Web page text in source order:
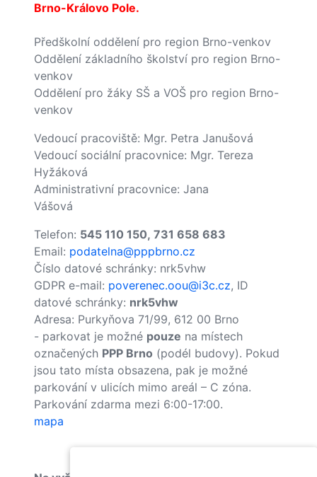
Brno-Královo Pole.
Předškolní oddělení pro region Brno-venkov
Oddělení základního školství pro region Brno-
venkov
Oddělení pro žáky SŠ a VOŠ pro region Brno-
venkov
Vedoucí pracoviště: Mgr. Petra Janušová
Vedoucí sociální pracovnice: Mgr. Tereza
Hyžáková
Administrativní pracovnice: Jana
Vášová
Telefon: 545 110 150, 731 658 683
Email: podatelna@pppbrno.cz
Číslo datové schránky: nrk5vhw
GDPR e-mail: poverenec.oou@i3c.cz, ID
datové schránky: nrk5vhw
Adresa: Purkyňova 71/99, 612 00 Brno
- parkovat je možné pouze na místech
označených PPP Brno (podél budovy). Pokud
jsou tato místa obsazena, pak je možné
parkování v ulicích mimo areál – C zóna.
Parkování zdarma mezi 6:00-17:00.
mapa